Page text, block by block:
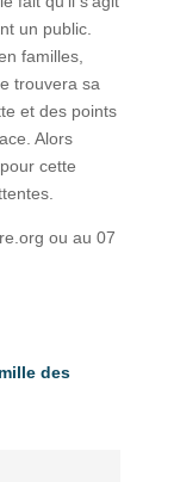
un public.
familles,
trouvera sa
et des points
Alors
cette
ou au 07
des